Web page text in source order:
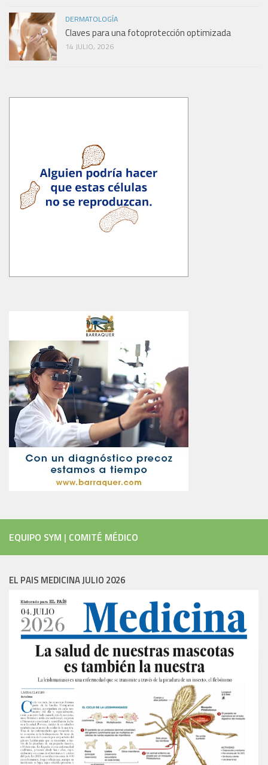
DERMATOLOGÍA
Claves para una fotoprotección optimizada
14 JULIO, 2026
EQUIPO SYM | COMITÉ MÉDICO
EL PAIS MEDICINA JULIO 2026